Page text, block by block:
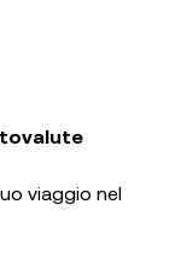
viaggio nel